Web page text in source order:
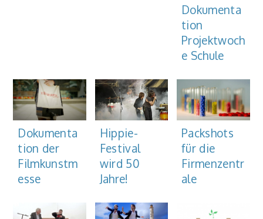
Dokumenta
tion
Projektwoch
e Schule
Dokumenta
tion der
Filmkunstm
esse
Hippie-
Festival
wird 50
Jahre!
Packshots
für die
Firmenzentr
ale